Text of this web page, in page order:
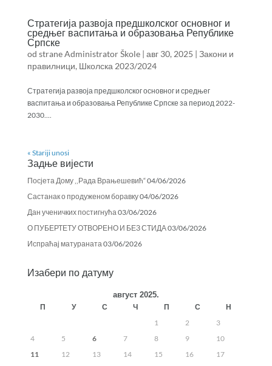
Стратегија развоја предшколског основног и
средњег васпитања и образовања Републике
Српске
od straneAdministrator Škole| авг 30, 2025 | Закони и
правилници, Школска 2023/2024
Стратегија развоја предшколског основног и средњег
васпитања и образовања Републике Српске за период 2022-
2030....
« Stariji unosi
Задње вијести
Посјета Дому ,,Рада Врањешевић“04/06/2026
Састанак о продуженом боравку04/06/2026
Дан ученичких постигнућа 03/06/2026
О ПУБЕРТЕТУ ОТВОРЕНО И БЕЗ СТИДА03/06/2026
Испраћај матураната 03/06/2026
Изабери по датуму
август 2025.
П
У С Ч П С
Н
1
2
3
4
5 6 7 8 9
10
11
12 13 14 15 16
17